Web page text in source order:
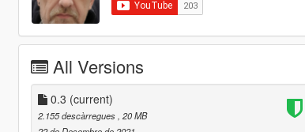
All Versions
0.3 (current)
2.155 descàrregues , 20 MB